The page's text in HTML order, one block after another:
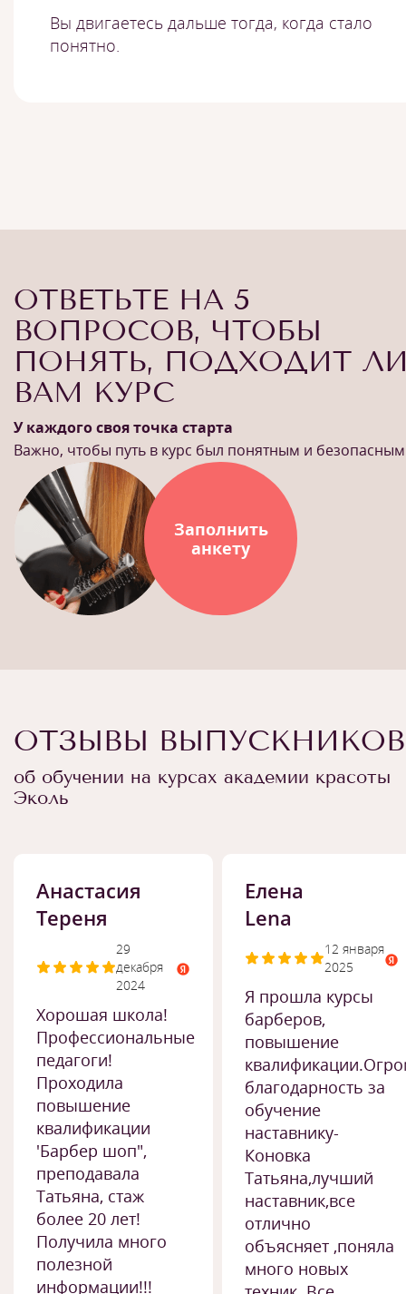
Вы двигаетесь дальше тогда, когда стало
понятно.
ОТВЕТЬТЕ НА 5
ВОПРОСОВ, ЧТОБЫ
ПОНЯТЬ, ПОДХОДИТ
ВАМ КУРС
У каждого своя точка старта
Важно, чтобы путь в курс был понятным и безопасным
Заполнить
анкету
ОТЗЫВЫ ВЫПУСКНИКОВ
об обучении на курсах академии красоты
Эколь
Анастасия
Тереня
29
декабря
2024
Хорошая школа!
Профессиональные
педагоги!
Проходила
повышение
квалификации
'Барбер шоп",
преподавала
Татьяна, стаж
более 20 лет!
Получила много
полезной
информации!!!
Елена
Lena
12 января
2025
Я прошла курсы
барберов,
повышение
благодарность за
обучение
наставнику-
Коновка
Татьяна,лучший
наставник,все
отлично
объясняет ,поняла
много новых